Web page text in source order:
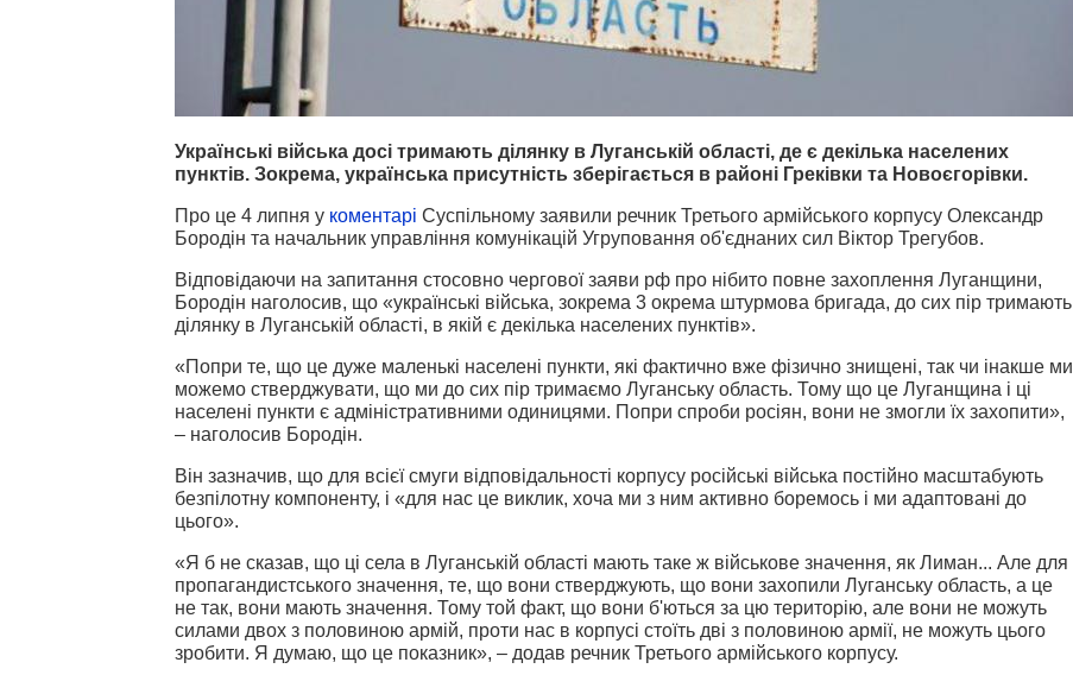
Українські війська досі тримають ділянку в Луганській області, де є декілька населених
пунктів. Зокрема, українська присутність зберігається в районі Греківки та Новоєгорівки.
Про це 4 липня у коментарі Суспільному заявили речник Третього армійського корпусу Олександр
Бородін та начальник управління комунікацій Угруповання об'єднаних сил Віктор Трегубов.
Відповідаючи на запитання стосовно чергової заяви рф про нібито повне захоплення Луганщини,
Бородін наголосив, що «українські війська, зокрема 3 окрема штурмова бригада, до сих пір тримають
ділянку в Луганській області, в якій є декілька населених пунктів».
«Попри те, що це дуже маленькі населені пункти, які фактично вже фізично знищені, так чи інакше ми
можемо стверджувати, що ми до сих пір тримаємо Луганську область. Тому що це Луганщина і ці
населені пункти є адміністративними одиницями. Попри спроби росіян, вони не змогли їх захопити»,
– наголосив Бородін.
Він зазначив, що для всієї смуги відповідальності корпусу російські війська постійно масштабують
безпілотну компоненту, і «для нас це виклик, хоча ми з ним активно боремось і ми адаптовані до
цього».
«Я б не сказав, що ці села в Луганській області мають таке ж військове значення, як Лиман... Але для
пропагандистського значення, те, що вони стверджують, що вони захопили Луганську область, а це
не так, вони мають значення. Тому той факт, що вони б'ються за цю територію, але вони не можуть
силами двох з половиною армій, проти нас в корпусі стоїть дві з половиною армії, не можуть цього
зробити. Я думаю, що це показник», – додав речник Третього армійського корпусу.